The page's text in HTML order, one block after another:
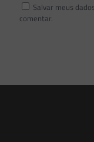
Salvar meus
comentar.